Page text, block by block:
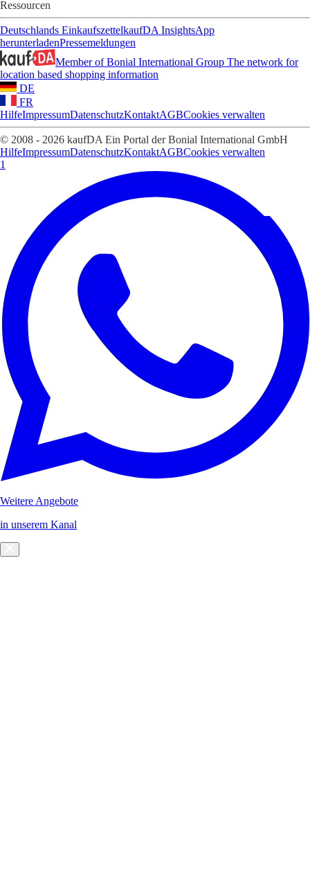
Ressourcen
Deutschlands EinkaufszettelkaufDA InsightsApp
herunterladenPressemeldungen
Member of Bonial International Group The network for
location based shopping information
DE
FR
HilfeImpressumDatenschutzKontaktAGBCookies verwalten
© 2008 - 2026 kaufDA Ein Portal der Bonial International GmbH
HilfeImpressumDatenschutzKontaktAGBCookies verwalten
1
Weitere Angebote
in unserem Kanal